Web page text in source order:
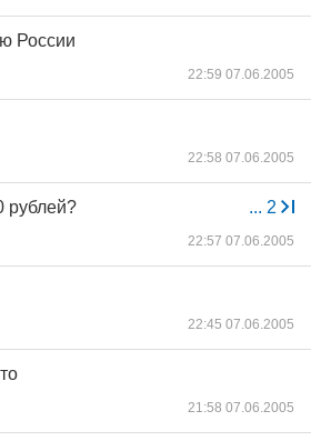
России
22:59 07.06.2005
22:58 07.06.2005
... 2
рублей?
22:57 07.06.2005
22:45 07.06.2005
21:58 07.06.2005